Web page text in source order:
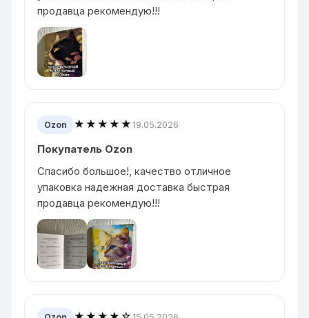
продавца рекомендую!!!
Ozon ★★★★★19.05.2026
Покупатель Ozon
Спасибо большое!, качество отличное
упаковка надежная доставка быстрая
продавца рекомендую!!!